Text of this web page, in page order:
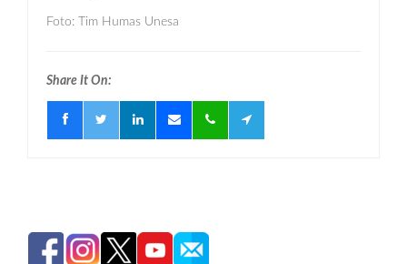
Foto: Tim Humas Unesa
Share It On: